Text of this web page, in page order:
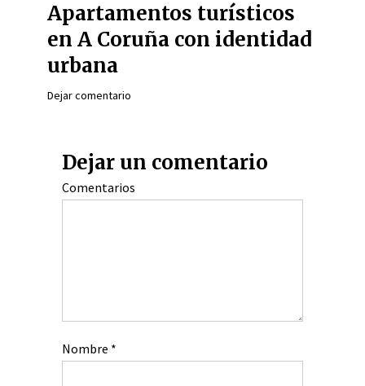
Apartamentos turísticos
en A Coruña con identidad
urbana
Dejar comentario
Dejar un comentario
Comentarios
Nombre *